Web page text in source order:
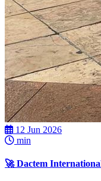
12 Jun 2026
min
🚀 Dactem